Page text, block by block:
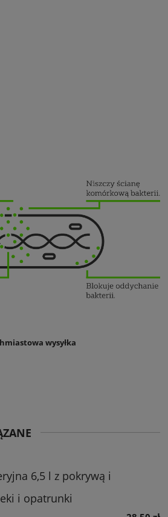
wysyłka
6,5 l z pokrywą i
i opatrunki